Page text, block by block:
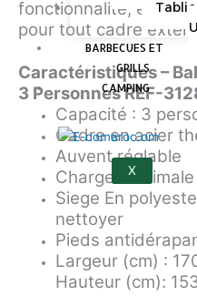
BARBECUES ET
GRILLS
CAMPING
X
fonctionnalité, en
pour tout cadre
Caractéristiques –
3 Personnes REF-
Capacité : 3
Cadre en acier
Auvent réglable
Charge
Siege En
nettoyer
Pieds
Largeur (cm) :
Hauteur (cm):